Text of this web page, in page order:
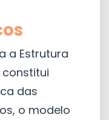
a Estrutura
constitui
das
o modelo